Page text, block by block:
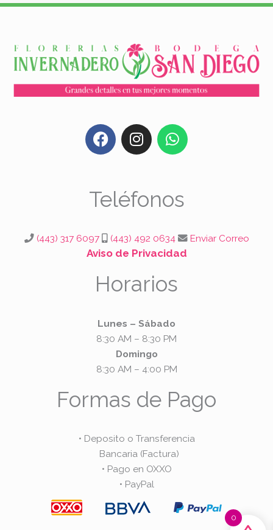
F
a
b
o
k
I
n
a
g
a
m
W
h
s
a
p
Teléfonos
(443) 317 6097 (443) 492 0634 Enviar Correo
Aviso de Privacidad
Horarios
Lunes – Sábado
8:30 AM – 8:30 PM
Domingo
8:30 AM – 4:00 PM
Formas de Pago
• Deposito o Transferencia
Bancaria (Factura)
• Pago en OXXO
• PayPal
0